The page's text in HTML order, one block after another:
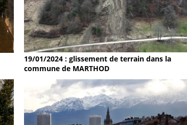
19/01/2024 : glissement de terrain dans la
commune de MARTHOD